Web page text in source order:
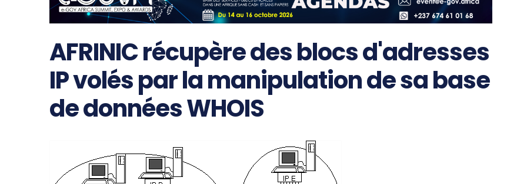
AFRINIC récupère des blocs d'adresses
IP volés par la manipulation de sa base
de données WHOIS